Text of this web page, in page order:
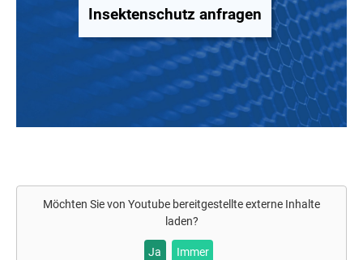
Insektenschutz anfragen
Möchten Sie von Youtube bereitgestellte externe Inhalte
laden?
Ja Immer